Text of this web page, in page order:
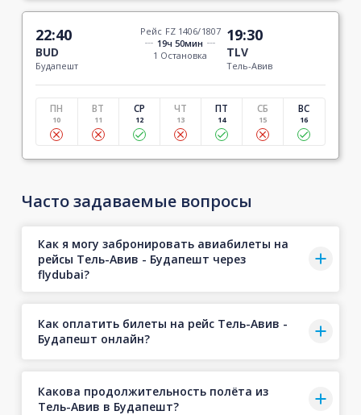
22:40
BUD
Будапешт
Рейс FZ 1406/1807
19ч 50мин
1 Остановка
19:30
TLV
Тель-Авив
ПН
10
ВТ
11
СР
12
ЧТ
13
ПТ
14
СБ
15
ВС
16
Часто задаваемые вопросы
Как я могу забронировать авиабилеты на
рейсы Тель-Авив - Будапешт через
flydubai?
Как оплатить билеты на рейс Тель-Авив -
Будапешт онлайн?
Какова продолжительность полёта из
Тель-Авив в Будапешт?